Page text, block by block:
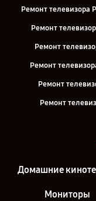
Ремонт телевизора
Ремонт
Ремонт
Ремонт
Ремонт
Ремонт
Ремонт
Домашние
Мониторы